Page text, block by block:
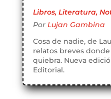
Libros, Literatura,
Por Lujan Gambina
Cosa de nadie, de
relatos breves
quiebra. Nueva
Editorial.